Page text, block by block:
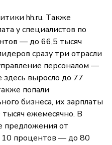
hh.ru. Также
у специалистов по
— до 66,5 тысяч
сразу три отрасли
персоналом —
выросло до 77
попали
бизнеса, их зарплаты
ежемесячно. В
от
10 процентов — до 80